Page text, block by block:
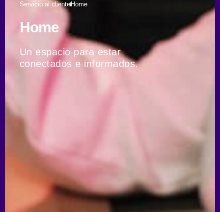
Servicio al clienteHome
Home
Un espacio para estar
conectados e informados.